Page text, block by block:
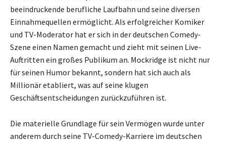
beeindruckende berufliche Laufbahn und seine diversen
Einnahmequellen ermöglicht. Als erfolgreicher Komiker
und TV-Moderator hat er sich in der deutschen Comedy-
Szene einen Namen gemacht und zieht mit seinen Live-
Auftritten ein großes Publikum an. Mockridge ist nicht nur
für seinen Humor bekannt, sondern hat sich auch als
Millionär etabliert, was auf seine klugen
Geschäftsentscheidungen zurückzuführen ist.
Die materielle Grundlage für sein Vermögen wurde unter
anderem durch seine TV-Comedy-Karriere im deutschen